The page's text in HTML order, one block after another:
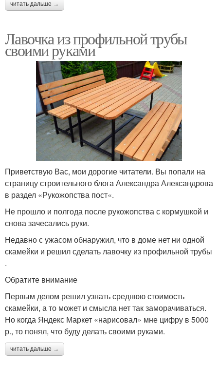
читать дальше →
Лавочка из профильной трубы
своими руками
Приветствую Вас, мои дорогие читатели. Вы попали на
страницу строительного блога Александра Александрова
в раздел «Рукожопства пост«.
Не прошло и полгода после рукожопства с кормушкой и
снова зачесались руки.
Недавно с ужасом обнаружил, что в доме нет ни одной
скамейки и решил сделать лавочку из профильной трубы
.
Обратите внимание
Первым делом решил узнать среднюю стоимость
скамейки, а то может и смысла нет так заморачиваться.
Но когда Яндекс Маркет «нарисовал» мне цифру в 5000
р., то понял, что буду делать своими руками.
читать дальше →